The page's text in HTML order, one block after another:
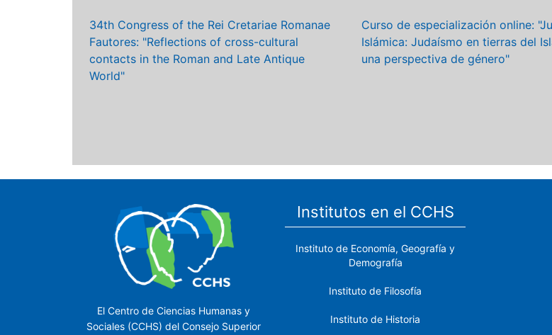
34th Congress of the Rei Cretariae Romanae
Fautores: "Reflections of cross-cultural
contacts in the Roman and Late Antique
World"
Curso de especialización online:
Islámica: Judaísmo en tierras del
una perspectiva de género"
El Centro de Ciencias Humanas y
Sociales (CCHS) del Consejo Superior
Institutos en el CCHS
Instituto de Economía, Geografía y
Demografía
Instituto de Filosofía
Instituto de Historia